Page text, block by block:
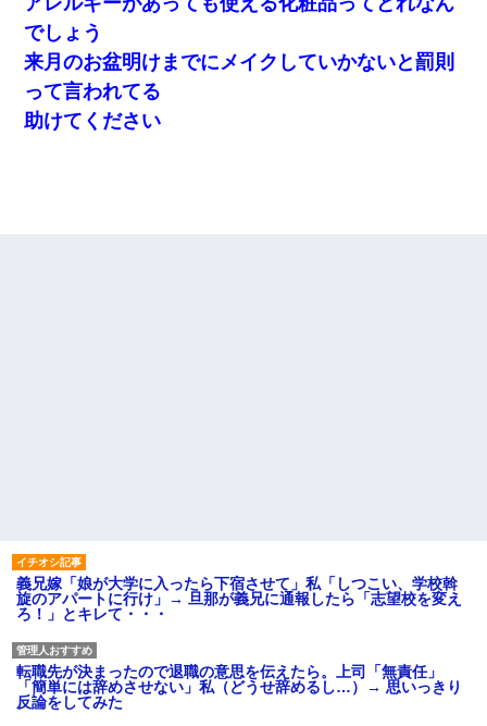
でしょう
来月のお盆明けまでにメイクしていかないと罰則
って言われてる
助けてください
義兄嫁「娘が大学に入ったら下宿させて」私「しつこい、学校斡
旋のアパートに行け」→ 旦那が義兄に通報したら「志望校を変え
ろ！」とキレて・・・
転職先が決まったので退職の意思を伝えたら。上司「無責任」
「簡単には辞めさせない」私（どうせ辞めるし…）→ 思いっきり
反論をしてみた